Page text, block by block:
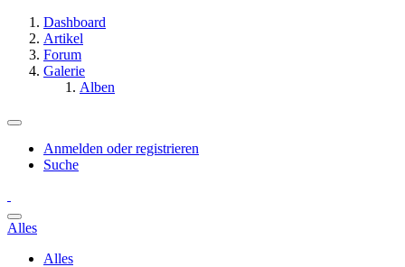
Dashboard
Artikel
Forum
Galerie
Alben
Anmelden oder registrieren
Suche
Alles
Alles